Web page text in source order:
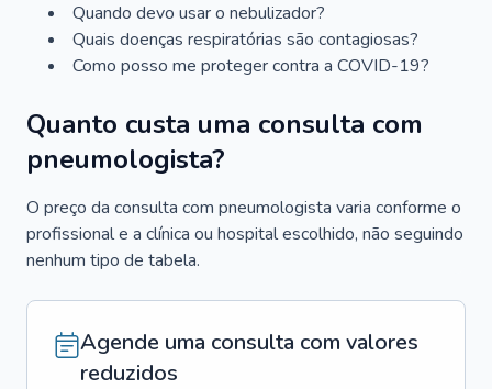
Quando devo usar o nebulizador?
Quais doenças respiratórias são contagiosas?
Como posso me proteger contra a COVID-19?
Quanto custa uma consulta com
pneumologista?
O preço da consulta com pneumologista varia conforme o
profissional e a clínica ou hospital escolhido, não seguindo
nenhum tipo de tabela.
Agende uma consulta com valores
reduzidos